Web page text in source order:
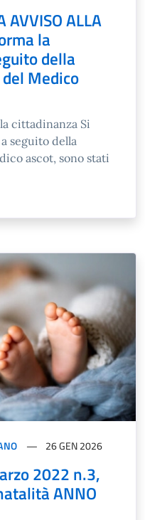
AVVISO ALLA
la
della
Medico
cittadinanza Si
seguito della
ascot, sono stati
26 GEN 2026
2022 n.3,
ANNO